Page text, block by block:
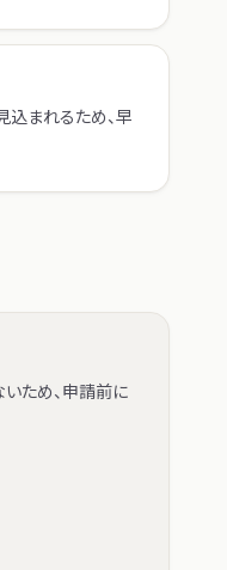
まれるため、早
ため、申請前に